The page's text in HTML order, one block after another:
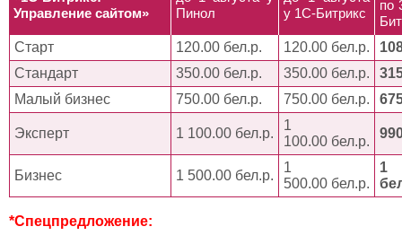
Управление сайтом»
Пинол
у 1С-Битрикс
по
Старт 120.00 бел.р. 120.00 бел.р.
Стандарт
350.00 бел.р. 350.00 бел.р.
Малый бизнес
750.00 бел.р. 750.00 бел.р.
Эксперт 1 100.00 бел.р.
1
100.00 бел.р.
Бизнес 1 500.00 бел.р.
1
500.00 бел.р.
1
*Спецпредложение: